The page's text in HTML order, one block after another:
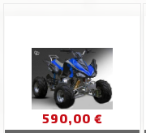
590,00 €